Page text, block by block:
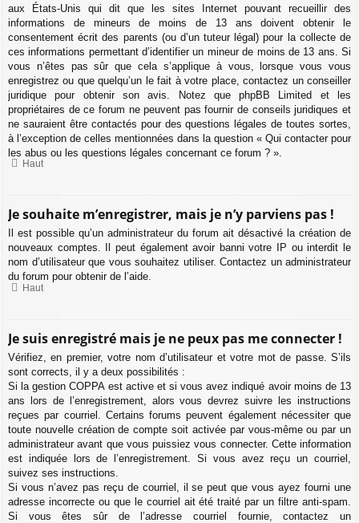
aux États-Unis qui dit que les sites Internet pouvant recueillir des
informations de mineurs de moins de 13 ans doivent obtenir le
consentement écrit des parents (ou d’un tuteur légal) pour la collecte de
ces informations permettant d’identifier un mineur de moins de 13 ans. Si
vous n’êtes pas sûr que cela s’applique à vous, lorsque vous vous
enregistrez ou que quelqu’un le fait à votre place, contactez un conseiller
juridique pour obtenir son avis. Notez que phpBB Limited et les
propriétaires de ce forum ne peuvent pas fournir de conseils juridiques et
ne sauraient être contactés pour des questions légales de toutes sortes,
à l’exception de celles mentionnées dans la question « Qui contacter pour
les abus ou les questions légales concernant ce forum ? ».
Haut
Je souhaite m’enregistrer, mais je n’y parviens pas !
Il est possible qu’un administrateur du forum ait désactivé la création de
nouveaux comptes. Il peut également avoir banni votre IP ou interdit le
nom d’utilisateur que vous souhaitez utiliser. Contactez un administrateur
du forum pour obtenir de l’aide.
Haut
Je suis enregistré mais je ne peux pas me connecter !
Vérifiez, en premier, votre nom d’utilisateur et votre mot de passe. S’ils
sont corrects, il y a deux possibilités :
Si la gestion COPPA est active et si vous avez indiqué avoir moins de 13
ans lors de l’enregistrement, alors vous devrez suivre les instructions
reçues par courriel. Certains forums peuvent également nécessiter que
toute nouvelle création de compte soit activée par vous-même ou par un
administrateur avant que vous puissiez vous connecter. Cette information
est indiquée lors de l’enregistrement. Si vous avez reçu un courriel,
suivez ses instructions.
Si vous n’avez pas reçu de courriel, il se peut que vous ayez fourni une
adresse incorrecte ou que le courriel ait été traité par un filtre anti-spam.
Si vous êtes sûr de l’adresse courriel fournie, contactez un